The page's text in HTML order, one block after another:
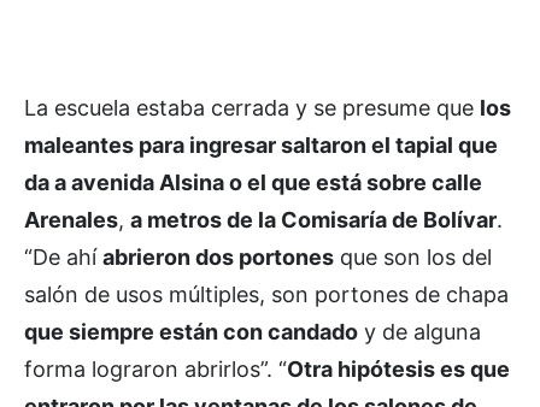
La escuela estaba cerrada y se presume que los
maleantes para ingresar saltaron el tapial que
da a avenida Alsina o el que está sobre calle
Arenales, a metros de la Comisaría de Bolívar.
“De ahíabrieron dos portones que son los del
salón de usos múltiples, son portones de chapa
que siempre están con candado y de alguna
forma lograron abrirlos”. “Otra hipótesis es que